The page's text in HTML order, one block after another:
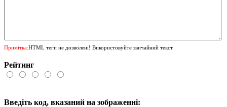
Примітка:HTML теги не дозволені! Використовуйте звичайний текст.
Рейтинг
Введіть код, вказаний на зображенні: